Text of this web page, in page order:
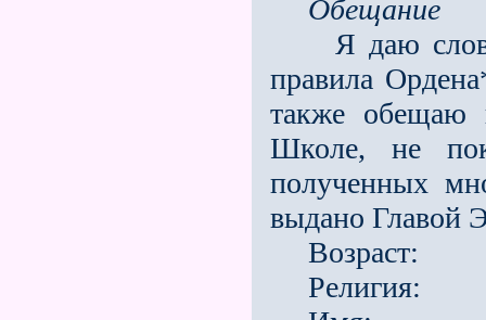
Обещание
Я даю
правила
также обещаю
Школе, не
полученных
выдано Главой
Возраст:
Религия: